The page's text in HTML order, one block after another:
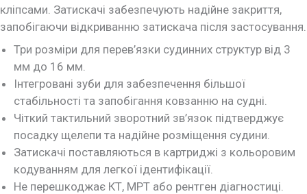
кліпсами. Затискачі забезпечують надійне закриття,
запобігаючи відкриванню затискача після застосування.
Три розміри для перев’язки судинних структур від 3
мм до 16 мм.
Інтегровані зуби для забезпечення більшої
стабільності та запобігання ковзанню на судні.
Чіткий тактильний зворотний зв’язок підтверджує
посадку щелепи та надійне розміщення судини.
Затискачі поставляються в картриджі з кольоровим
кодуванням для легкої ідентифікації.
Не перешкоджає КТ, МРТ або рентген діагностиці.